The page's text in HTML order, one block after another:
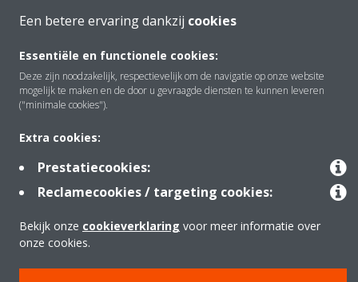
Oplossingen
Een betere ervaring dankzij cookies
Essentiële en functionele cookies:
Deze zijn noodzakelijk, respectievelijk om de navigatie op onze website
mogelijk te maken en de door u gevraagde diensten te kunnen leveren
("minimale cookies").
Extra cookies:
Prestatiecookies:
Reclamecookies / targeting cookies:
Bekijk onze cookieverklaring voor meer informatie over
onze cookies.